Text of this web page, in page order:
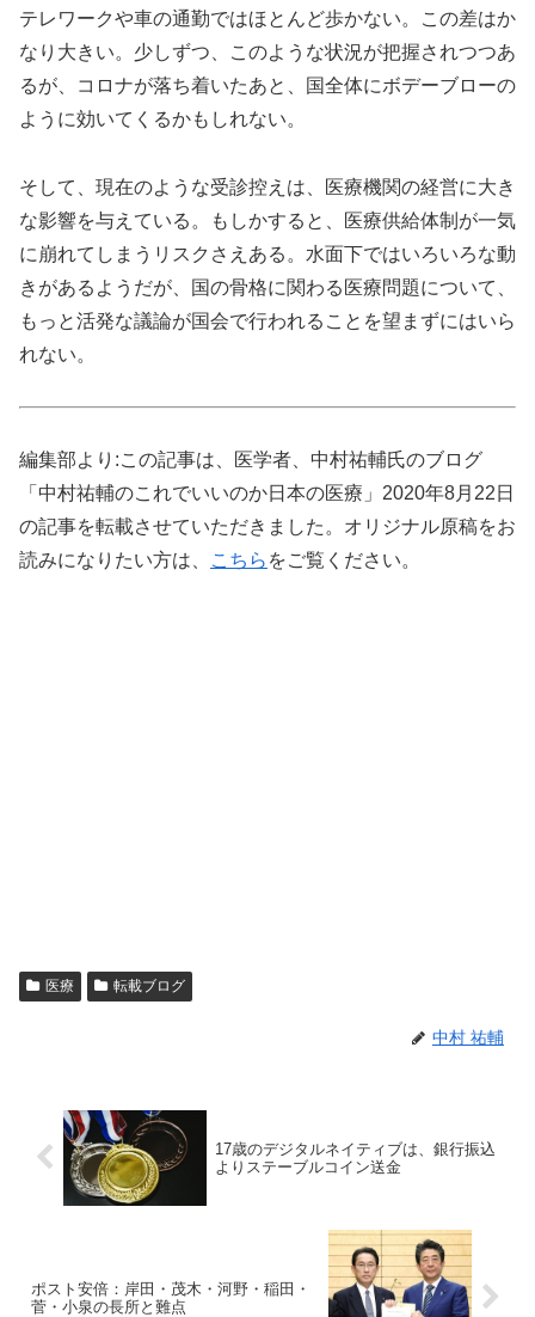
テレワークや車の通勤ではほとんど歩かない。この差はか
なり大きい。少しずつ、このような状況が把握されつつあ
るが、コロナが落ち着いたあと、国全体にボデーブローの
ように効いてくるかもしれない。
そして、現在のような受診控えは、医療機関の経営に大き
な影響を与えている。もしかすると、医療供給体制が一気
に崩れてしまうリスクさえある。水面下ではいろいろな動
きがあるようだが、国の骨格に関わる医療問題について、
もっと活発な議論が国会で行われることを望まずにはいら
れない。
編集部より:この記事は、医学者、中村祐輔氏のブログ
「中村祐輔のこれでいいのか日本の医療」2020年8月22日
の記事を転載させていただきました。オリジナル原稿をお
読みになりたい方は、
こちら をご覧ください。
医療 転載ブログ
中村 祐輔
17歳のデジタルネイティブは、銀行振込
よりステーブルコイン送金
ポスト安倍：岸田・茂木・河野・稲田・
菅・小泉の長所と難点